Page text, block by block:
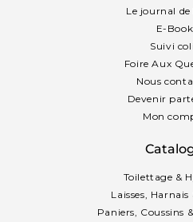
Le journal
E-Book
Suivi
Foire Aux
Nous
Devenir
Mon
Toilettage &
Laisses, Harnais
Paniers, Coussins